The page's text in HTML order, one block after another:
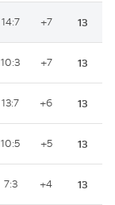
14:7 +7 13
10:3 +7 13
13:7 +6 13
10:5 +5 13
7:3 +4 13